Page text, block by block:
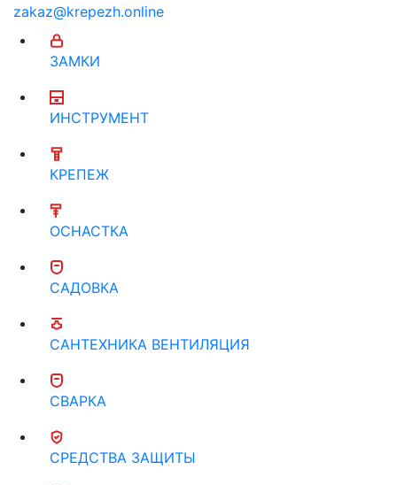
zakaz@krepezh.online
ЗАМКИ
ИНСТРУМЕНТ
КРЕПЕЖ
ОСНАСТКА
САДОВКА
САНТЕХНИКА ВЕНТИЛЯЦИЯ
СВАРКА
СРЕДСТВА ЗАЩИТЫ